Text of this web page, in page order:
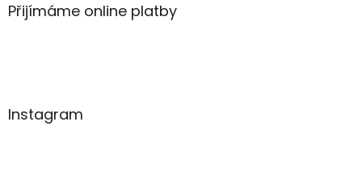
Přijímáme online platby
Instagram